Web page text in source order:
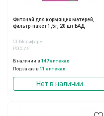
Фиточай для кормящих матерей,
фильтр-пакет 1,5г, 20 шт БАД
СТ-Медифарм
РОССИЯ
В наличии в 147 аптеках
Под заказ в 11 аптеках
Нет в наличии